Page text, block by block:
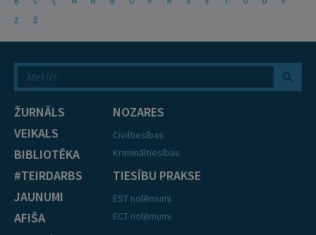
Z
Ž
ŽURNĀLS
VEIKALS
BIBLIOTĒKA
#TEIRDARBS
JAUNUMI
AFIŠA
NOZARES
Civiltiesības
Krimināltiesības
TIESĪBU PRAKSE
EST nolēmumi
ECT nolēmumi